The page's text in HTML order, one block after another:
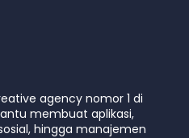
agency nomor 1 di
membuat aplikasi,
hingga manajemen